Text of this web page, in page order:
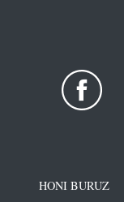
HONI BURUZ